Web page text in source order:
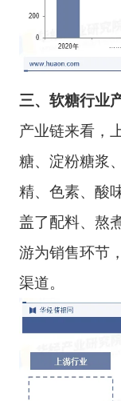
三、软糖行业
产业链来看，
糖、淀粉糖浆
精、色素、酸
盖了配料、熬
游为销售环节
渠道。